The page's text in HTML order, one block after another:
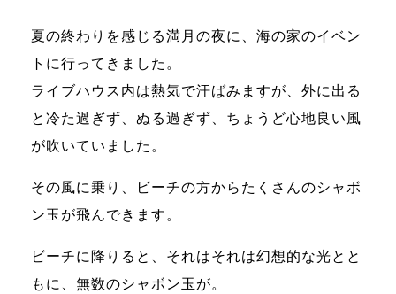
夏の終わりを感じる満月の夜に、海の家のイベン
トに行ってきました。
ライブハウス内は熱気で汗ばみますが、外に出る
と冷た過ぎず、ぬる過ぎず、ちょうど心地良い風
が吹いていました。
その風に乗り、ビーチの方からたくさんのシャボ
ン玉が飛んできます。
ビーチに降りると、それはそれは幻想的な光とと
もに、無数のシャボン玉が。